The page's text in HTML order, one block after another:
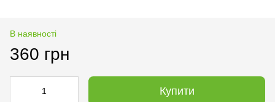
В наявності
360 грн
Купити